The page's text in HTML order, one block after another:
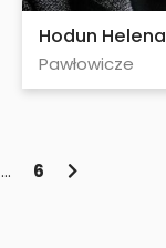
Hodun Helena
Pawłowicze
… 6